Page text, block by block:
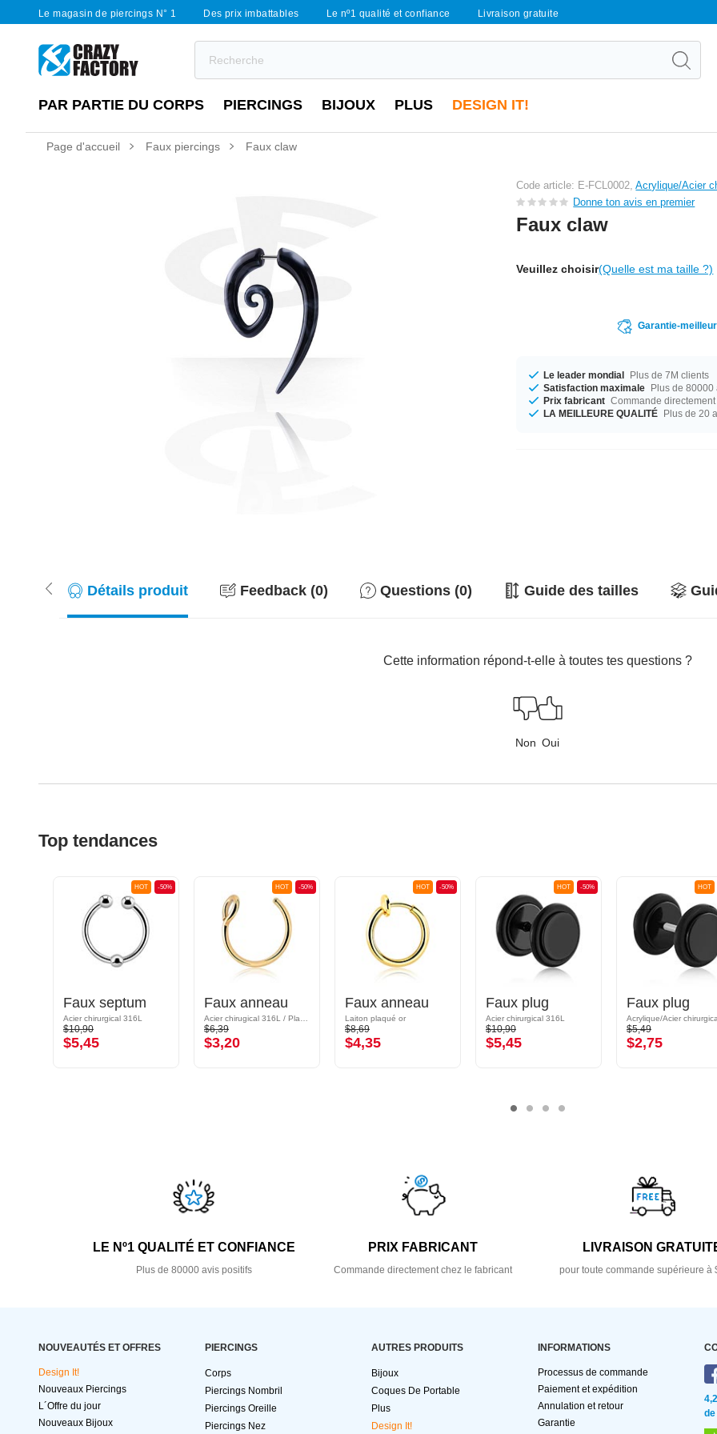
Le magasin de piercings N° 1 Des prix imbattables Le nº1 qualité et confiance Livraison gratuite
PAR PARTIE DU CORPS PIERCINGS BIJOUX PLUS DESIGN IT!
Page d'accueil Faux piercings Faux claw
Code article: E-FCL0002,Acrylique/Acier
Donne ton avis en premier
Faux claw
Veuillez choisir(Quelle est ma taille ?)
Garantie-
Le leader mondial Plus de 7M clients
Satisfaction maximale Plus de 80000
Prix fabricant Commande
LA MEILLEURE QUALITÉ Plus de 20
Détails produit Feedback (0) Questions (0) Guide des tailles
Cette information répond-t-elle à toutes tes questions ?
Non Oui
Top tendances
-50%
HOT
Faux septum
Acier chirurgical 316L
$10,90
$5,45
-50%
HOT
Faux anneau
$6,39
$3,20
-50%
HOT
Faux anneau
Laiton plaqué or
$8,69
$4,35
-50%
HOT
Faux plug
Acier chirurgical 316L
$10,90
$5,45
HOT
Faux plug
$5,49
$2,75
LE Nº1 QUALITÉ ET CONFIANCE
Plus de 80000 avis positifs
PRIX FABRICANT
Commande directement chez le fabricant
LIVRAISON
pour toute commande supérieure à
NOUVEAUTÉS ET OFFRES
Design It!
Nouveaux Piercings
L´Offre du jour
Nouveaux Bijoux
PIERCINGS
Corps
Piercings Nombril
Piercings Oreille
Piercings Nez
AUTRES PRODUITS
Bijoux
Coques De Portable
Plus
Design It!
INFORMATIONS
Processus de commande
Paiement et expédition
Annulation et retour
Garantie